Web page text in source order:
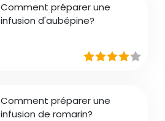
Comment préparer une
infusion d'aubépine?
Comment préparer une
infusion de romarin?